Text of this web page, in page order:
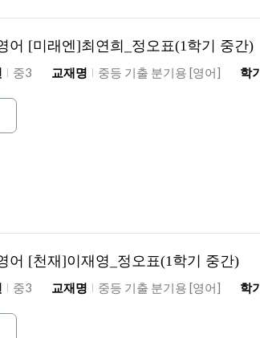
어 [미래엔]최연희_정오표(1학기 중간)
중3 교재명 중등 기출 분기용 [영어] 학기
어 [천재]이재영_정오표(1학기 중간)
중3 교재명 중등 기출 분기용 [영어] 학기